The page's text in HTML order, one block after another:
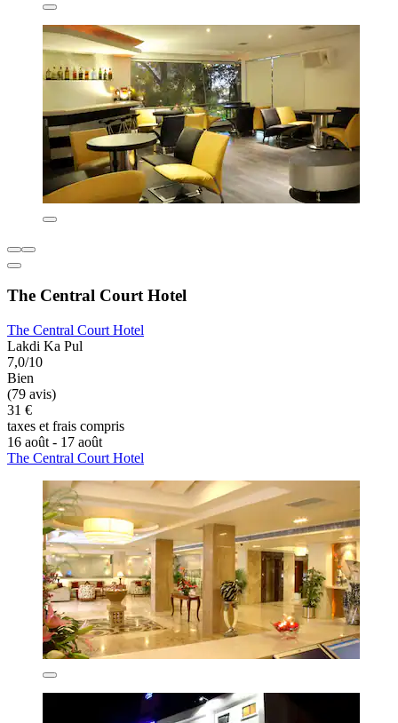
The Central Court Hotel
The Central Court Hotel
Lakdi Ka Pul
7,0/10
Bien
(79 avis)
31 €
taxes et frais compris
16 août - 17 août
The Central Court Hotel